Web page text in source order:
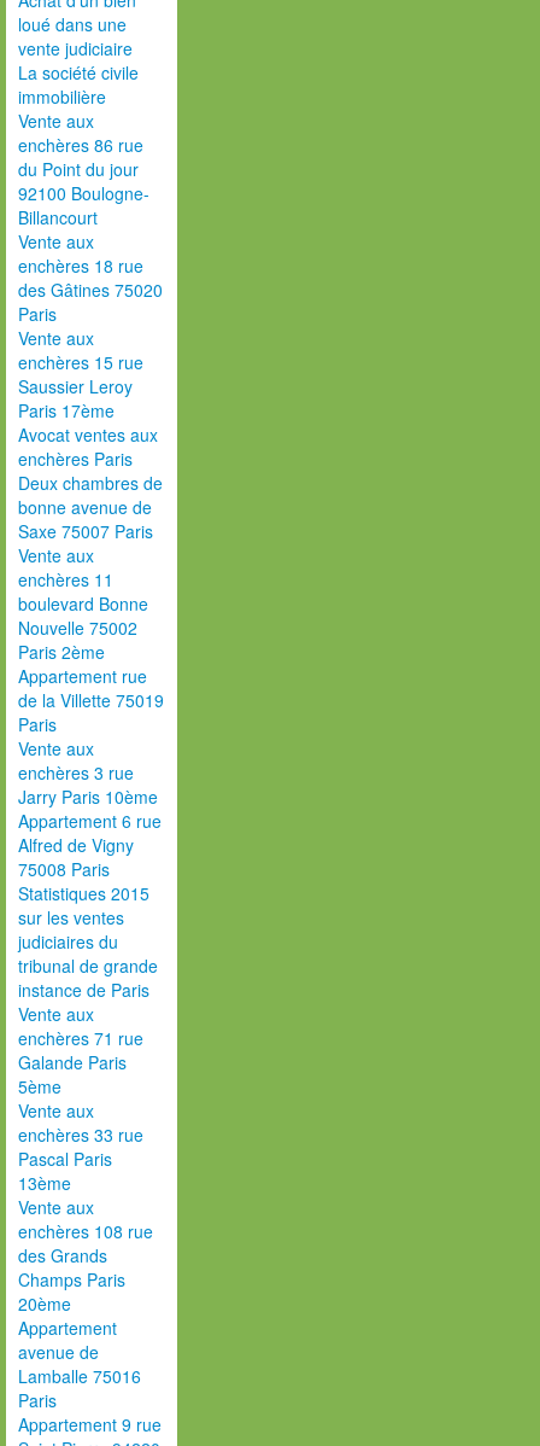
loué dans une
vente judiciaire
La société civile
immobilière
Vente aux
enchères 86 rue
du Point du jour
92100 Boulogne-
Billancourt
Vente aux
enchères 18 rue
des Gâtines 75020
Paris
Vente aux
enchères 15 rue
Saussier Leroy
Paris 17ème
Avocat ventes aux
enchères Paris
Deux chambres de
bonne avenue de
Saxe 75007 Paris
Vente aux
enchères 11
boulevard Bonne
Nouvelle 75002
Paris 2ème
Appartement rue
de la Villette 75019
Paris
Vente aux
enchères 3 rue
Jarry Paris 10ème
Appartement 6 rue
Alfred de Vigny
75008 Paris
Statistiques 2015
sur les ventes
judiciaires du
tribunal de grande
instance de Paris
Vente aux
enchères 71 rue
Galande Paris
5ème
Vente aux
enchères 33 rue
Pascal Paris
13ème
Vente aux
enchères 108 rue
des Grands
Champs Paris
20ème
Appartement
avenue de
Lamballe 75016
Paris
Appartement 9 rue